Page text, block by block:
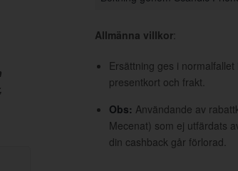
Allmänna villkor:
Ersättning ges i
presentkort och frakt.
Obs: Användande av
Mecenat) som ej utfärdats
din cashback går förlorad.